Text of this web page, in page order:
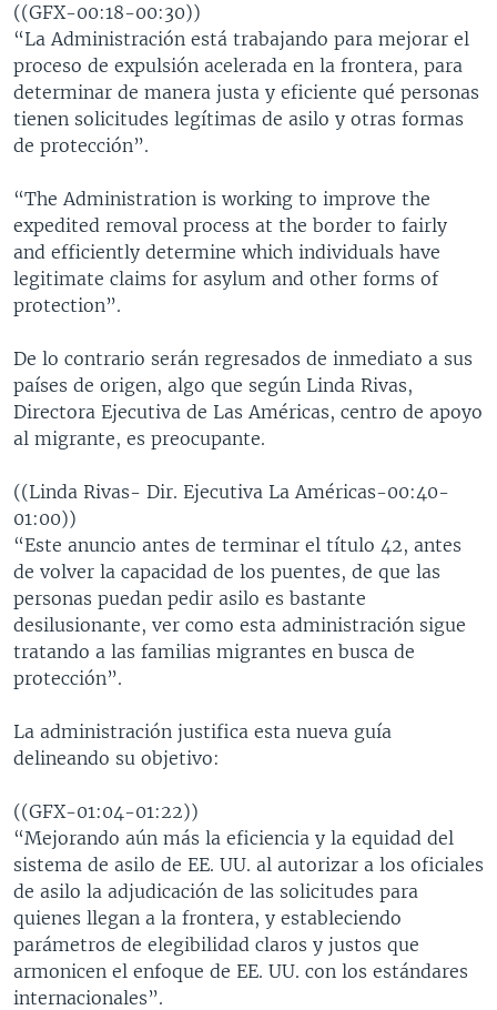
((GFX-00:18-00:30))
“La Administración está trabajando para mejorar el
proceso de expulsión acelerada en la frontera, para
determinar de manera justa y eficiente qué personas
tienen solicitudes legítimas de asilo y otras formas
de protección”.
“The Administration is working to improve the
expedited removal process at the border to fairly
and efficiently determine which individuals have
legitimate claims for asylum and other forms of
protection”.
De lo contrario serán regresados de inmediato a sus
países de origen, algo que según Linda Rivas,
Directora Ejecutiva de Las Américas, centro de apoyo
al migrante, es preocupante.
((Linda Rivas- Dir. Ejecutiva La Américas-00:40-
01:00))
“Este anuncio antes de terminar el título 42, antes
de volver la capacidad de los puentes, de que las
personas puedan pedir asilo es bastante
desilusionante, ver como esta administración sigue
tratando a las familias migrantes en busca de
protección”.
La administración justifica esta nueva guía
delineando su objetivo:
((GFX-01:04-01:22))
“Mejorando aún más la eficiencia y la equidad del
sistema de asilo de EE. UU. al autorizar a los oficiales
de asilo la adjudicación de las solicitudes para
quienes llegan a la frontera, y estableciendo
parámetros de elegibilidad claros y justos que
armonicen el enfoque de EE. UU. con los estándares
internacionales”.